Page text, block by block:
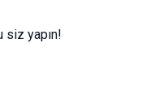
siz yapın!